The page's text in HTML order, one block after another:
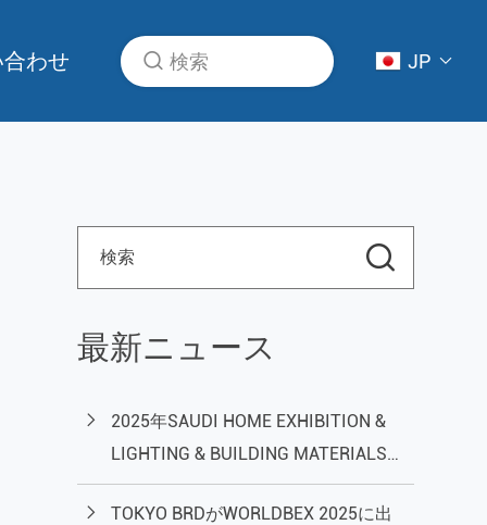
わせ JP
最新ニュース
2025年SAUDI HOME EXHIBITION &
LIGHTING & BUILDING MATERIALS
EXHIBITIONに出展のお知らせ
TOKYO BRDがWORLDBEX 2025に出